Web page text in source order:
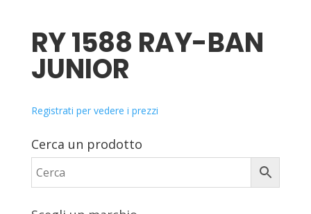
RY 1588 RAY-BAN
JUNIOR
Registrati per vedere i prezzi
Cerca un prodotto